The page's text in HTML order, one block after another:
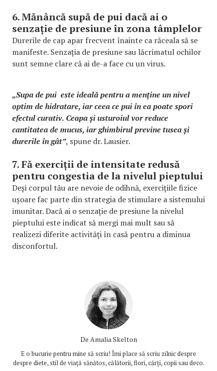
6. Mănâncă supă de pui dacă ai o
senzație de presiune în zona tâmplelor
Durerile de cap apar frecvent înainte ca răceala să se
manifeste. Senzația de presiune sau lăcrimatul ochilor
sunt semne clare că ai de-a face cu un virus.
„Supa de pui este ideală pentru a menține un nivel
optim de hidratare, iar ceea ce pui în ea poate spori
efectul curativ. Ceapa și usturoiul vor reduce
cantitatea de mucus, iar ghimbirul previne tusea și
durerile în gât”, spune dr. Lausier.
7. Fă exerciții de intensitate redusă
pentru congestia de la nivelul pieptului
Deși corpul tău are nevoie de odihnă, exercițiile fizice
ușoare fac parte din strategia de stimulare a sistemului
imunitar. Dacă ai o senzație de presiune la nivelul
pieptului este indicat să mergi mai mult sau să
realizezi diferite activități în casă pentru a diminua
disconfortul.
De Amalia Skelton
E o bucurie pentru mine să scriu! Îmi place să scriu zilnic despre
despre diete, stil de viață sănătos, călătorii, flori, cărți, copii sau deco.